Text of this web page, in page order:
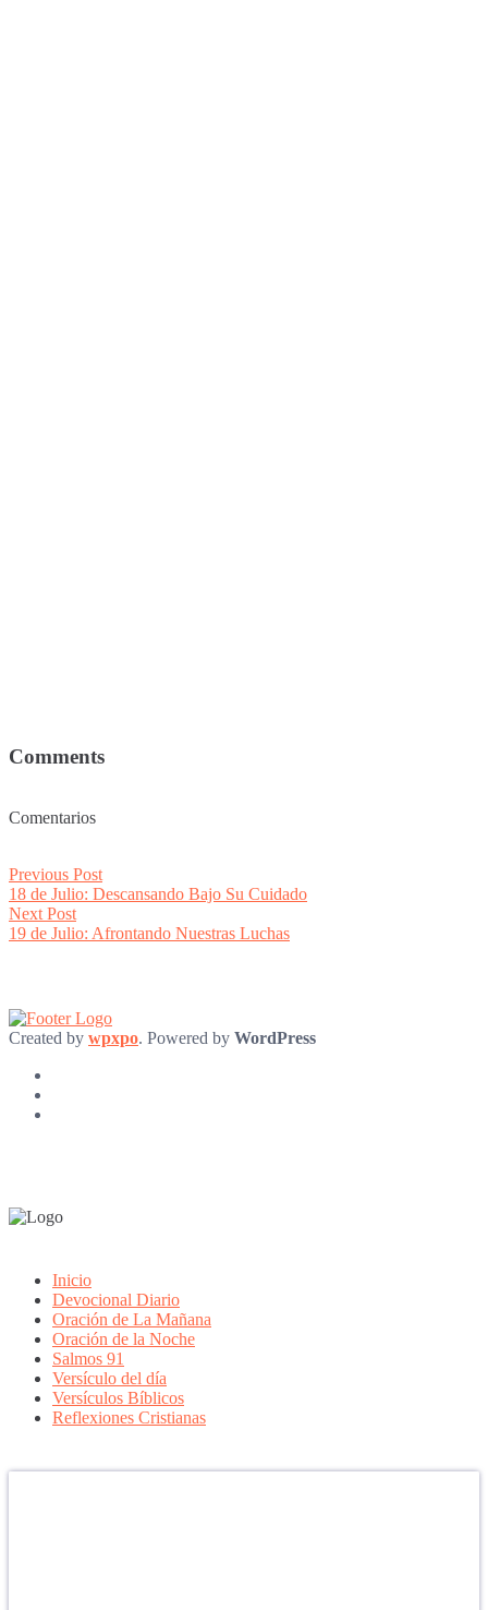
Comments
Comentarios
Post
navigation
Previous PostPrevious
post:
18 de Julio: Descansando Bajo Su Cuidado
Next PostNext
post:
19 de Julio: Afrontando Nuestras Luchas
Created by wpxpo. Powered by WordPress
Inicio
Devocional Diario
Oración de La Mañana
Oración de la Noche
Salmos 91
Versículo del día
Versículos Bíblicos
Reflexiones Cristianas